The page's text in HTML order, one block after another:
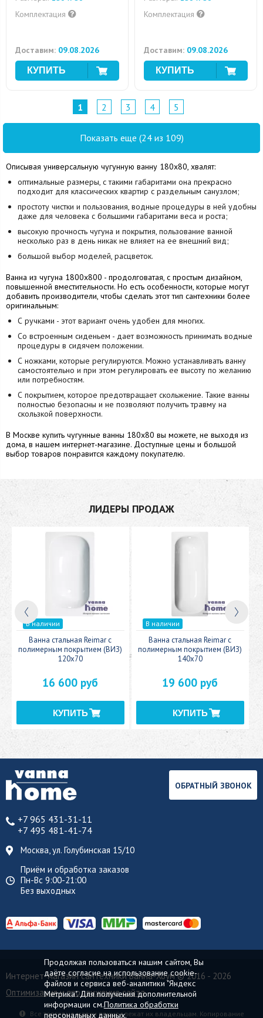
Комплектация
Доставим: 09.08.2026
Комплектация
Доставим: 09.08.2026
1 2 3 4 5
Показать еще (24 из 109)
Описывая универсальную чугунную ванну 180х80, хвалят:
оптимальные размеры, с такими габаритами она прекрасно
подходит для классических квартир с раздельным санузлом;
простоту чистки и пользования, водные процедуры в ней удобны
даже для человека с большими габаритами веса и роста;
высокую прочность чугуна и покрытия, пользование ванной
несколько раз в день никак не влияет на ее внешний вид;
большой выбор моделей, расцветок.
Ванна из чугуна 1800х800 - продолговатая, с простым дизайном,
повышенной вместительности. Но есть особенности, которые могут
добавить производители, чтобы сделать этот тип сантехники более
оригинальным:
С ручками - этот вариант очень удобен для многих.
Со встроенным сиденьем - дает возможность принимать водные
процедуры в сидячем положении.
С ножками, которые регулируются. Можно устанавливать ванну
самостоятельно и при этом регулировать ее высоту по желанию
или потребностям.
С покрытием, которое предотвращает скольжение. Такие ванны
полностью безопасны и не позволяют получить травму на
скользкой поверхности.
В Москве купить чугунные ванны 180х80 вы можете, не выходя из
дома, в нашем интернет-магазине. Доступные цены и большой
выбор товаров понравится каждому покупателю.
ЛИДЕРЫ ПРОДАЖ
В наличии
Ванна стальная Reimar с
полимерным покрытием (ВИЗ)
120x70
16 600 руб
В наличии
Ванна стальная Reimar с
полимерным покрытием (ВИЗ)
140x70
19 600 руб
+7 965 431-31-11
+7 495 481-41-74
Москва, ул. Голубинская 15/10
Приём и обработка заказов
Пн-Вс 9:00-21:00
Без выходных
ОБРАТНЫЙ ЗВОНОК
Интернет-магазин сантехники Ванна-Хоум© 2016 - 2026
Оптимизация и продвижение сайта
Все торговые марки принадлежат их владельцам. Копирование
Продолжая пользоваться нашим сайтом, Вы
даёте согласие на использование cookie-
файлов и сервиса веб-аналитики "Яндекс
Метрика". Для получения дополнительной
информации см.Политика обработки
персональных данных.